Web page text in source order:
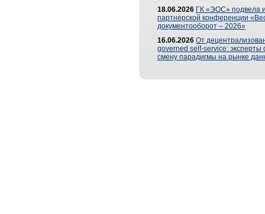
18.06.2026 ГК «ЭОС» подвела
партнерской конференции
документооборот – 2026»
16.06.2026 От
governed self-service: эксперты
смену парадигмы на рынке